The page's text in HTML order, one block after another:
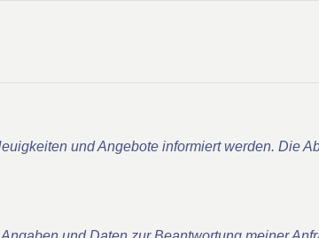
und Angebote informiert werden. Die